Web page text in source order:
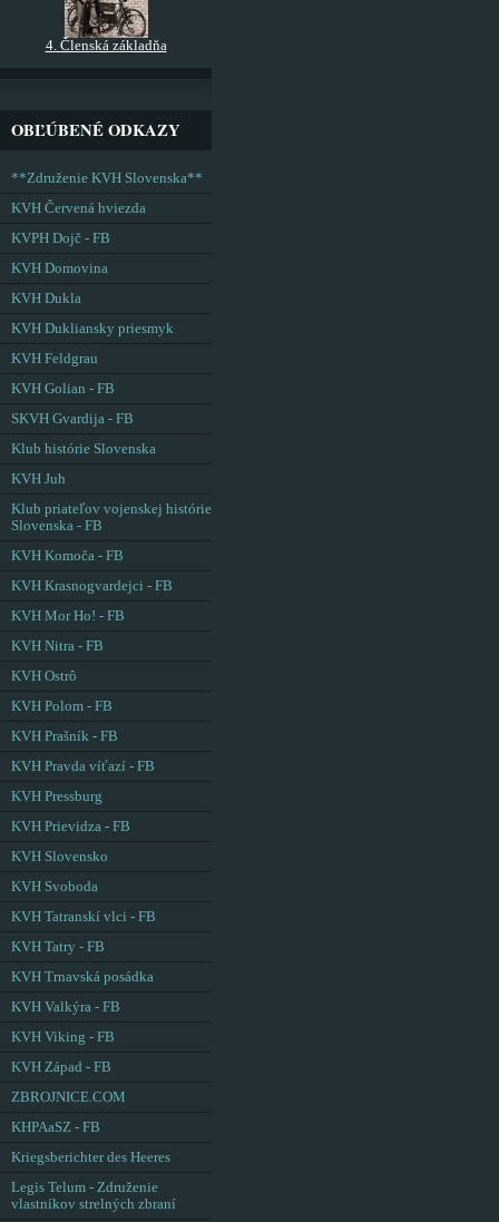
4. Členská základňa
OBĽÚBENÉ ODKAZY
**Združenie KVH Slovenska**
KVH Červená hviezda
KVPH Dojč - FB
KVH Domovina
KVH Dukla
KVH Dukliansky priesmyk
KVH Feldgrau
KVH Golian - FB
SKVH Gvardija - FB
Klub histórie Slovenska
KVH Juh
Klub priateľov vojenskej histórie
Slovenska - FB
KVH Komoča - FB
KVH Krasnogvardejci - FB
KVH Mor Ho! - FB
KVH Nitra - FB
KVH Ostrô
KVH Polom - FB
KVH Prašník - FB
KVH Pravda víťazí - FB
KVH Pressburg
KVH Prievidza - FB
KVH Slovensko
KVH Svoboda
KVH Tatranskí vlci - FB
KVH Tatry - FB
KVH Trnavská posádka
KVH Valkýra - FB
KVH Viking - FB
KVH Západ - FB
ZBROJNICE.COM
KHPAaSZ - FB
Kriegsberichter des Heeres
Legis Telum - Združenie
vlastníkov strelných zbraní